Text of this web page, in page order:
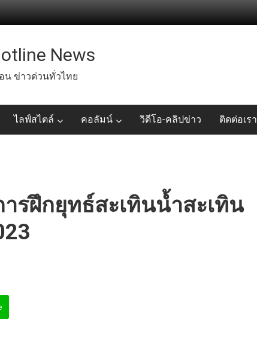
News
น ข่าวด่วนทั่วไทย
ไลฟ์สไตล์ คอลัมน์ วิดีโอ-คลิปข่าว ติดต่อเรา
รฝึกยุทธ์สะเทินน้ำสะเทิน